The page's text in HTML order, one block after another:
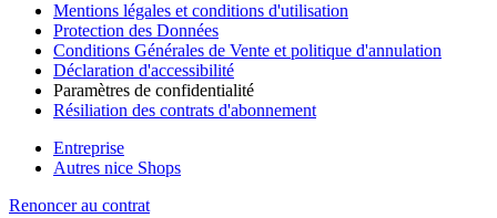
Mentions légales et conditions d'utilisation
Protection des Données
Conditions Générales de Vente et politique d'annulation
Déclaration d'accessibilité
Paramètres de confidentialité
Résiliation des contrats d'abonnement
Entreprise
Autres nice Shops
Renoncer au contrat